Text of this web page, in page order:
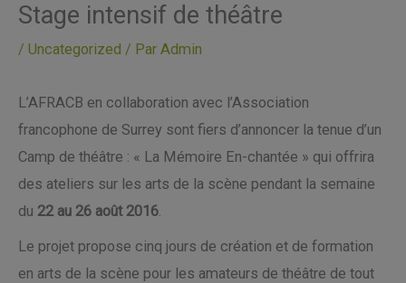
Stage intensif de théâtre
/ Uncategorized / Par Admin
L’AFRACB en collaboration avec l’Association
francophone de Surrey sont fiers d’annoncer la tenue d’un
Camp de théâtre : « La Mémoire En-chantée » qui offrira
des ateliers sur les arts de la scène pendant la semaine
du 22 au 26 août 2016.
Le projet propose cinq jours de création et de formation
en arts de la scène pour les amateurs de théâtre de tout